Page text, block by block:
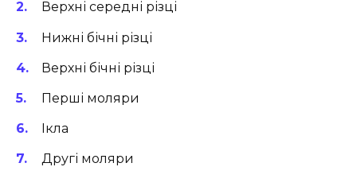
Верхні середні різці
Нижні бічні різці
Верхні бічні різці
Перші моляри
Ікла
Другі моляри